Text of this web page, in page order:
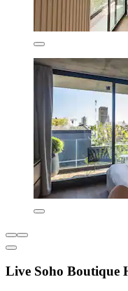
Live Soho Boutique